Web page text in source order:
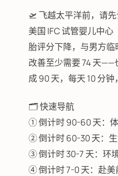
🛫 飞越太平洋前，请
美国 IFC 试管婴儿中
胎评分下降，与男方
改善至少需要 74 天——
成 90 天，每天 10 分钟
🗂️ 快速导航
① 倒计时 90-60 天：
② 倒计时 60-30 天：
③ 倒计时 30-7 天：环
④ 倒计时 7-0 天：赴美